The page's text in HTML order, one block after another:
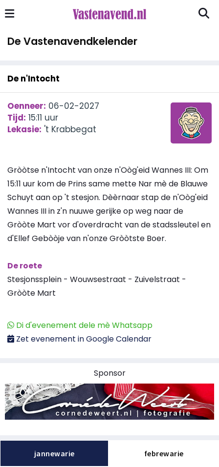
De Vastenavendkelender
De n'Intocht
Oenneer: 06-02-2027
Tijd: 15:11 uur
Lekasie: 't Krabbegat
Gròòtse n'Intocht van onze n'Oòg'eid Wannes III: Om
15:11 uur kom de Prins same mette Nar mè de Blauwe
Schuyt aan op 't stesjon. Dèèrnaar stap de n'Oòg'eid
Wannes III in z'n nuuwe gerijke op weg naar de
Gròòte Mart vor d'overdracht van de stadssleutel en
d'Ellef Gebòòje van n'onze Gròòtste Boer.
De roete
Stesjonssplein - Wouwsestraat - Zuivelstraat -
Gròòte Mart
Di d'evenement dele mè Whatsapp
Zet evenement in Google Calendar
Sponsor
jannewarie febrewarie